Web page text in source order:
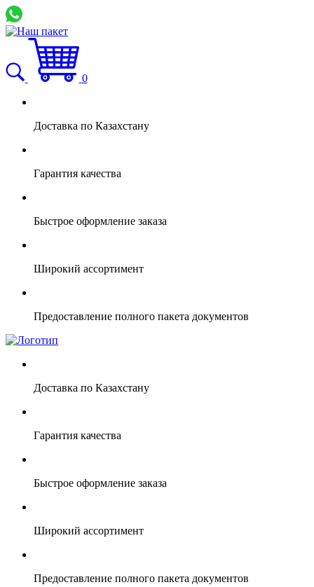
0
Доставка по Казахстану
Гарантия качества
Быстрое оформление заказа
Широкий ассортимент
Предоставление полного пакета документов
Доставка по Казахстану
Гарантия качества
Быстрое оформление заказа
Широкий ассортимент
Предоставление полного пакета документов